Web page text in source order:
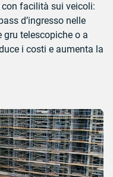
facilità sui veicoli:
d’ingresso nelle
telescopiche o a
i costi e aumenta la